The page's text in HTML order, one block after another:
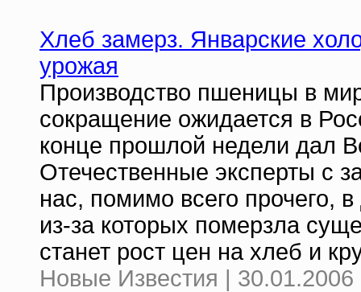
Хлеб замерз. Январские
урожая
Производство пшеницы в
сокращение ожидается в
конце прошлой недели дал
Отечественные эксперты с
нас, помимо всего прочего,
из-за которых померзла
станет рост цен на хлеб и
Новые Известия | 30.01.2006